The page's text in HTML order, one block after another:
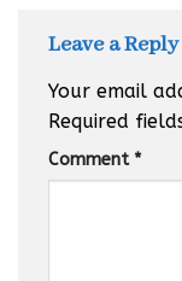
Leave a Reply
Your email
Required
Comment *